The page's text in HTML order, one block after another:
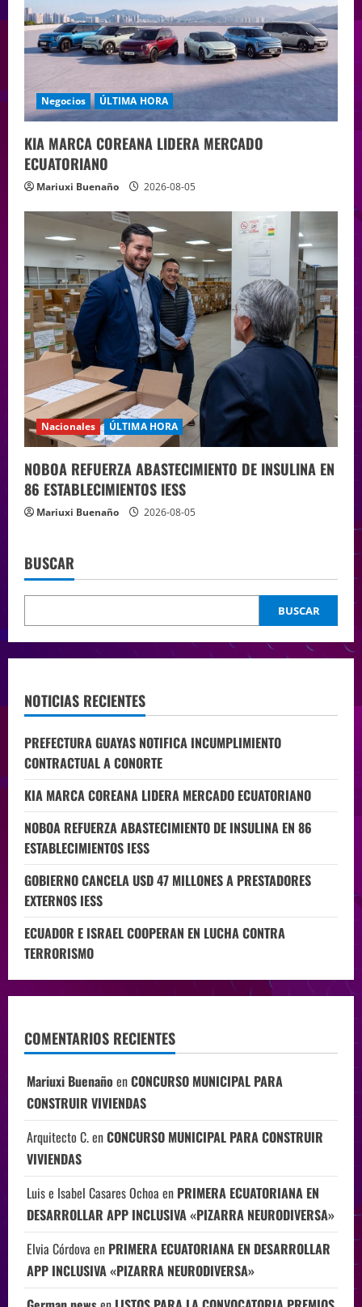
Negocios ÚLTIMA HORA
KIA MARCA COREANA LIDERA MERCADO
ECUATORIANO
Mariuxi Buenaño 2026-08-05
Nacionales ÚLTIMA HORA
NOBOA REFUERZA ABASTECIMIENTO DE INSULINA EN
86 ESTABLECIMIENTOS IESS
Mariuxi Buenaño 2026-08-05
BUSCAR
BUSCAR
NOTICIAS RECIENTES
PREFECTURA GUAYAS NOTIFICA INCUMPLIMIENTO
CONTRACTUAL A CONORTE
KIA MARCA COREANA LIDERA MERCADO ECUATORIANO
NOBOA REFUERZA ABASTECIMIENTO DE INSULINA EN 86
ESTABLECIMIENTOS IESS
GOBIERNO CANCELA USD 47 MILLONES A PRESTADORES
EXTERNOS IESS
ECUADOR E ISRAEL COOPERAN EN LUCHA CONTRA
TERRORISMO
COMENTARIOS RECIENTES
Mariuxi Buenaño enCONCURSO MUNICIPAL PARA
CONSTRUIR VIVIENDAS
Arquitecto C.enCONCURSO MUNICIPAL PARA CONSTRUIR
VIVIENDAS
Luis e Isabel Casares Ochoa en PRIMERA ECUATORIANA EN
DESARROLLAR APP INCLUSIVA «PIZARRA NEURODIVERSA»
Elvia Córdova en PRIMERA ECUATORIANA EN DESARROLLAR
APP INCLUSIVA «PIZARRA NEURODIVERSA»